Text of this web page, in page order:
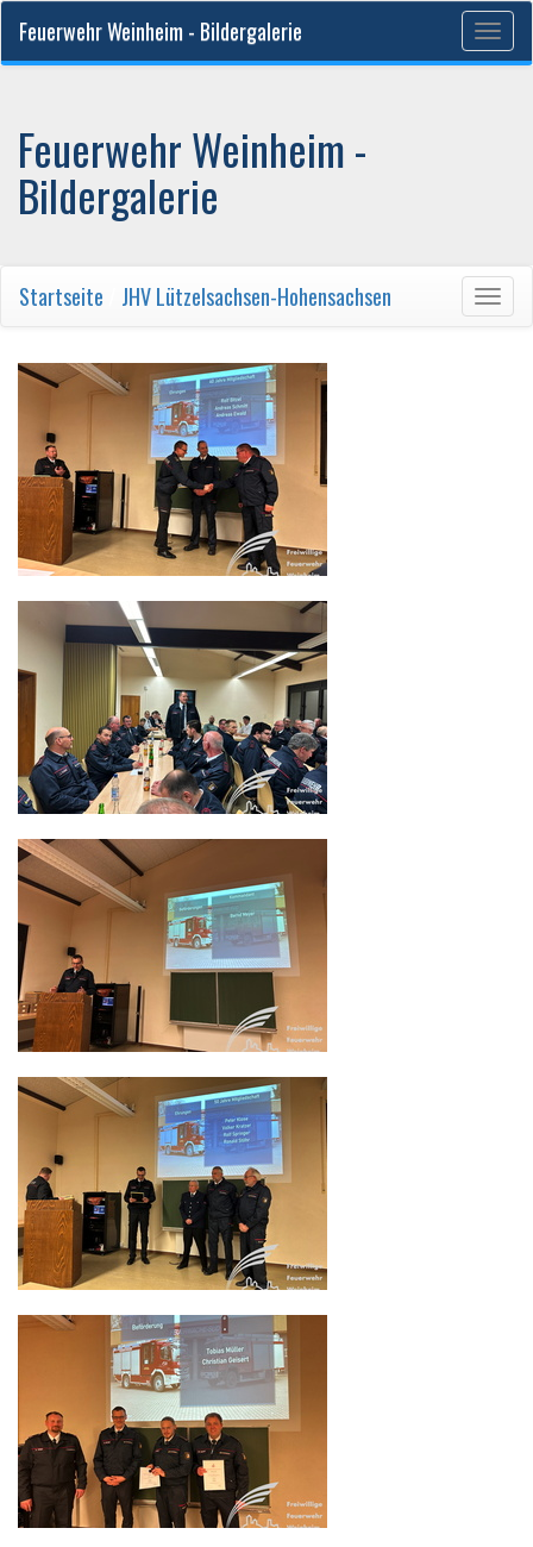
Feuerwehr Weinheim - Bildergalerie
Feuerwehr Weinheim -
Bildergalerie
Startseite JHV Lützelsachsen-Hohensachsen